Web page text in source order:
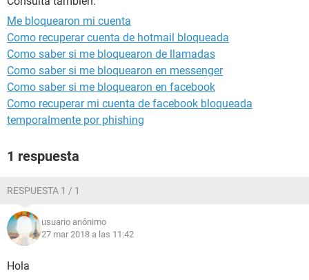
Me bloquearon mi cuenta
Como recuperar cuenta de hotmail bloqueada
Como saber si me bloquearon de llamadas
Como saber si me bloquearon en messenger
Como saber si me bloquearon en facebook
Como recuperar mi cuenta de facebook bloqueada
temporalmente por phishing
1 respuesta
RESPUESTA 1 / 1
usuario anónimo
27 mar 2018 a las 11:42
Hola